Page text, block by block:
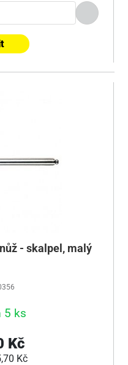
- skalpel, malý
5 ks
Kč
Kč